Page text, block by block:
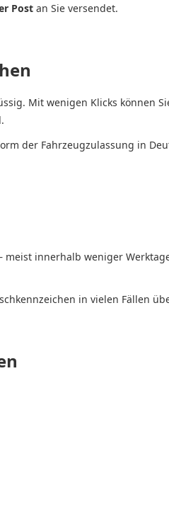
Post an Sie versendet.
Mit wenigen Klicks können
der Fahrzeugzulassung in
meist innerhalb weniger
in vielen Fällen